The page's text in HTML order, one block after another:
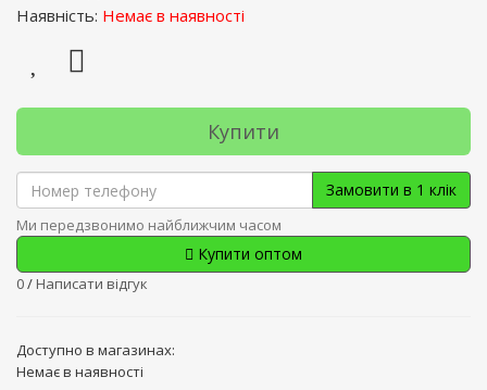
Наявність: Немає в наявності
Купити
Замовити в 1 клік
Ми передзвонимо найближчим часом
Купити оптом
0/ Написати відгук
Доступно в магазинах:
Немає в наявності